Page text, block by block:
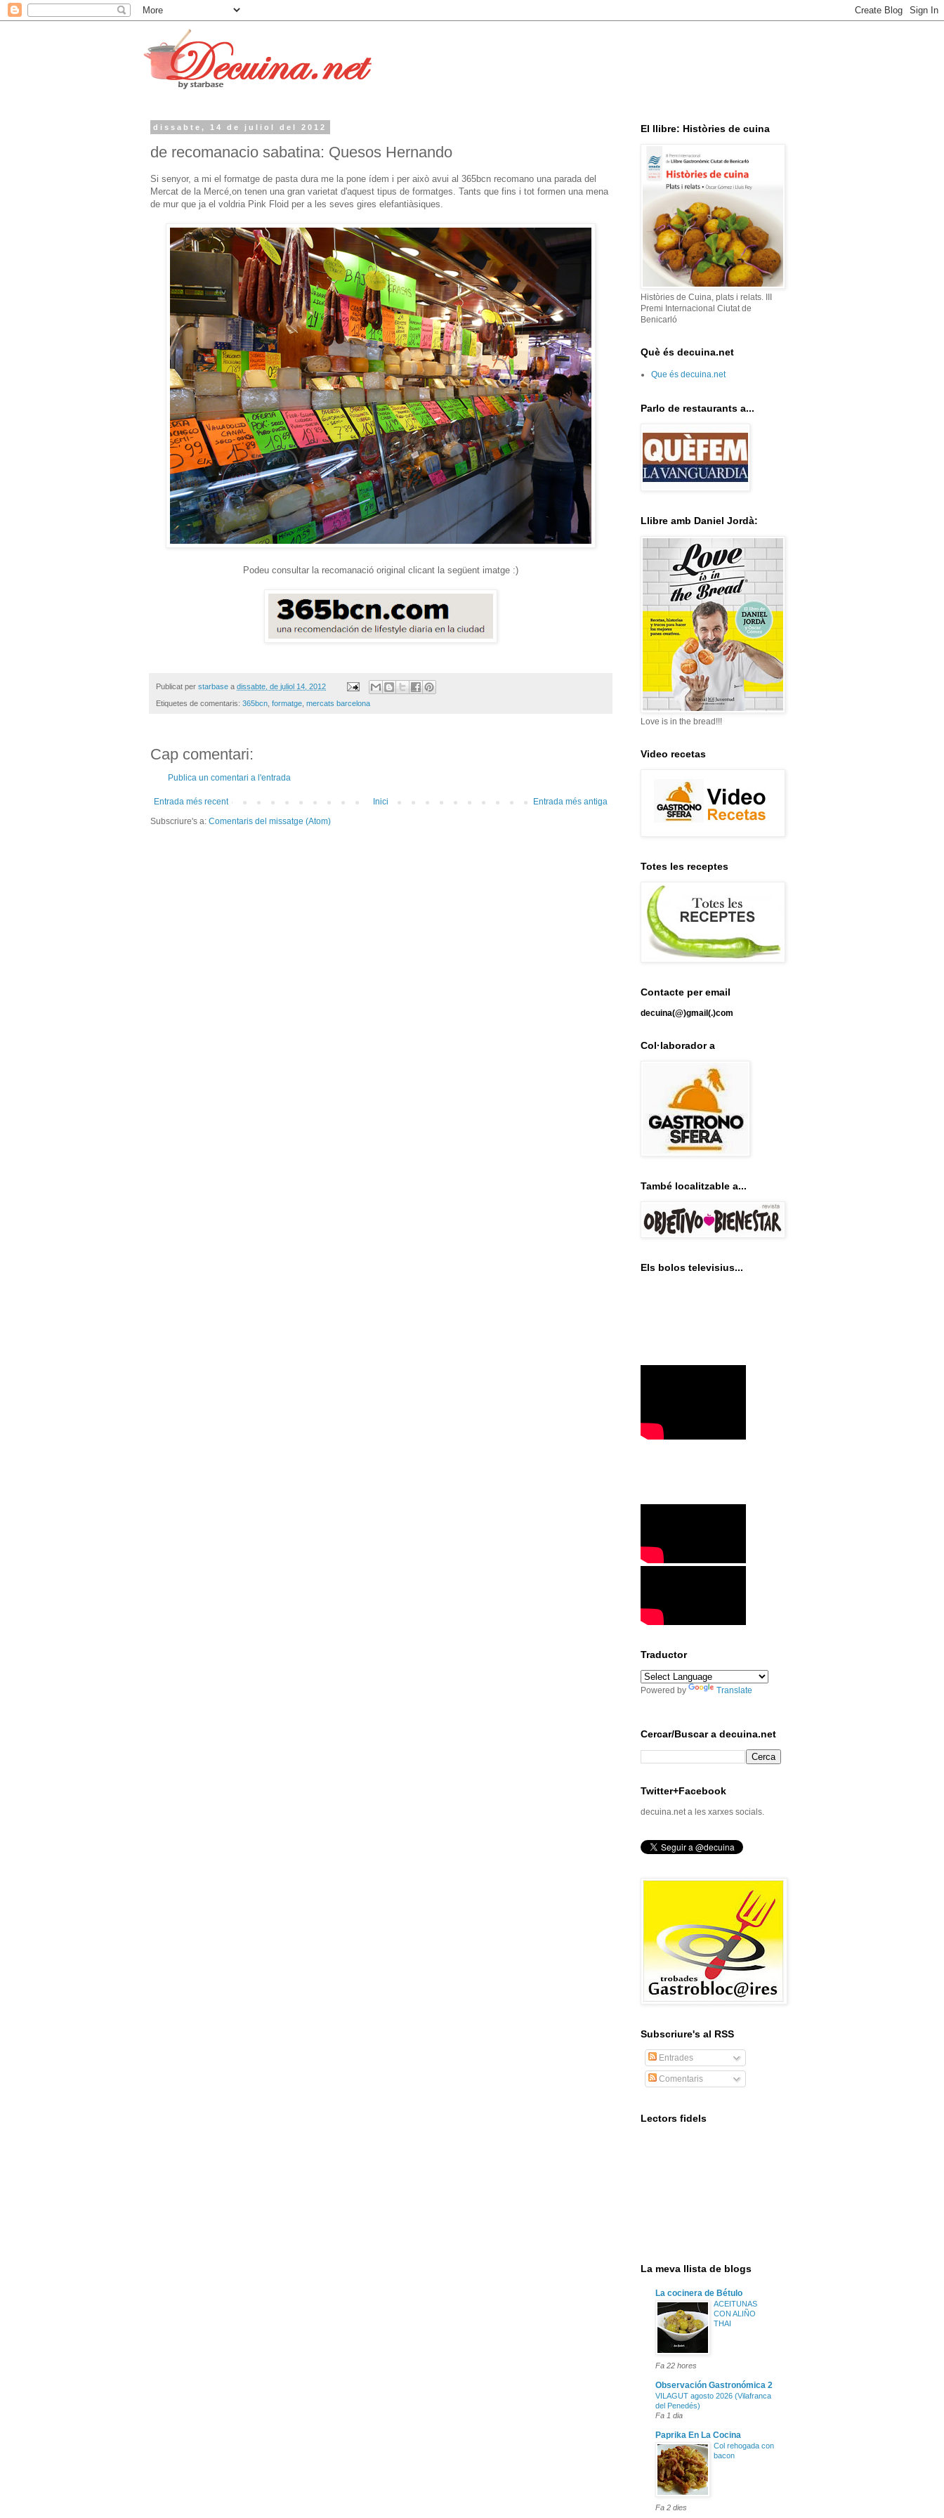
dissabte, 14 de juliol del 2012
de recomanacio sabatina: Quesos Hernando
Si senyor, a mi el formatge de pasta dura me la pone ídem i per això avui al 365bcn recomano una parada del
Mercat de la Mercé,on tenen una gran varietat d'aquest tipus de formatges. Tants que fins i tot formen una mena
de mur que ja el voldria Pink Floid per a les seves gires elefantiàsiques.
Podeu consultar la recomanació original clicant la següent imatge :)
Publicat per starbase a dissabte, de juliol 14, 2012
Etiquetes de comentaris: 365bcn formatge mercats barcelona
Cap comentari:
Publica un comentari a l'entrada
Entrada més recent Entrada més antiga
Inici
Subscriure's a: Comentaris del missatge (Atom)
El llibre: Històries de cuina
Històries de Cuina, plats i relats. III
Premi Internacional Ciutat de
Benicarló
Què és decuina.net
Que és decuina.net
Parlo de restaurants a...
Llibre amb Daniel Jordà:
Love is in the bread!!!
Video recetas
Totes les receptes
Contacte per email
decuina(@)gmail(.)com
Col·laborador a
També localitzable a...
Els bolos televisius...
Traductor
Powered by Translate
Cercar/Buscar a decuina.net
Twitter+Facebook
decuina.net a les xarxes socials.
Subscriure's al RSS
Entrades
Comentaris
Lectors fidels
La meva llista de blogs
La cocinera de Bétulo
ACEITUNAS
CON ALIÑO
THAI
Fa 22 hores
Observación Gastronómica 2
VILAGUT agosto 2026 (Vilafranca
del Penedés)
Fa 1 dia
Paprika En La Cocina
Col rehogada con
bacon
Fa 2 dies